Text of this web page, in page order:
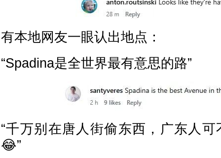
有本地网友一眼认出地点：
“Spadina是全世界最有意思的路”
“千万别在唐人街偷东西，广东人
😂”